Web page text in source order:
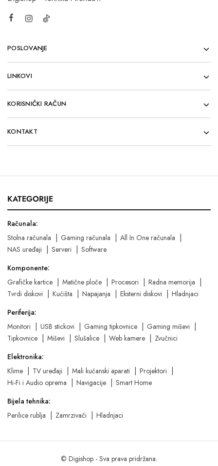
POSLOVANJE
LINKOVI
KORISNIČKI RAČUN
KONTAKT
KATEGORIJE
Računala:
Stolna računala
Gaming računala
All In One računala
NAS uređaji
Serveri
Software
Komponente:
Grafičke kartice
Matične ploče Procesori
Radna memorija
Tvrdi diskovi
Kućišta Napajanja Eksterni diskovi
Hladnjaci
Periferija:
Monitori
USB stickovi Gaming tipkovnice
Gaming miševi
Tipkovnice
Miševi Slušalice Web kamere
Zvučnici
Elektronika:
Klime
TV uređaji Mali kućanski aparati
Projektori
Hi-Fi i Audio oprema
Navigacije
Smart Home
Bijela tehnika:
Perilice rublja
Zamrzivači Hladnjaci
© Digishop - Sva prava pridržana.